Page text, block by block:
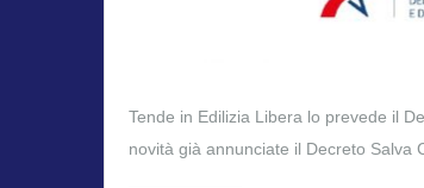
Tende in Edilizia Libera lo prevede il
novità già annunciate il Decreto Salva